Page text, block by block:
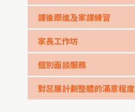
課後跟進及家課練習
家長工作坊
個別面談服務
對蕊展計劃整體的滿意程度